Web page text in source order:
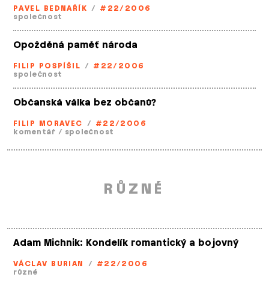
PAVEL BEDNAŘÍK / #22/2006
společnost
Opožděná paměť národa
FILIP POSPÍŠIL / #22/2006
společnost
Občanská válka bez občanů?
FILIP MORAVEC / #22/2006
komentář / společnost
RŮZNÉ
Adam Michnik: Kondelík romantický a bojovný
VÁCLAV BURIAN / #22/2006
různé